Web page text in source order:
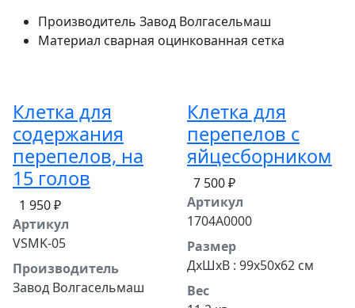
Производитель Завод Волгасельмаш
Материал сварная оцинкованная сетка
Клетка для
содержания
перепелов, на
15 голов
1 950 ₽
Артикул
VSMK-05
Производитель
Завод Волгасельмаш
Клетка для
перепелов с
яйцесборником
7 500 ₽
Артикул
1704A0000
Размер
ДхШхВ : 99x50x62 см
Вес